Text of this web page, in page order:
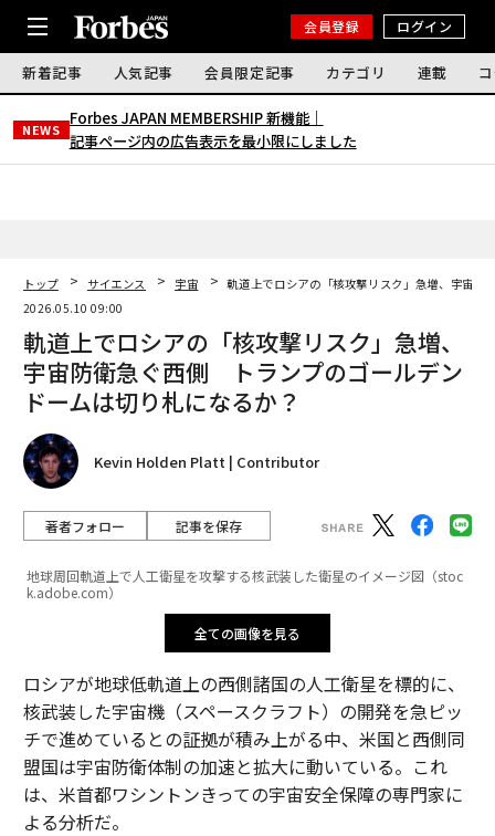
会員登録 ログイン
新着記事 人気記事 会員限定記事 カテゴリ 連載
NEWS
Forbes JAPAN MEMBERSHIP 新機能｜
記事ページ内の広告表示を最小限にしました
トップ サイエンス 宇宙
軌道上でロシアの「核攻撃リスク」急増、宇宙
2026.05.10 09:00
軌道上でロシアの「核攻撃リスク」急増、
宇宙防衛急ぐ西側 トランプのゴールデン
ドームは切り札になるか？
Kevin Holden Platt | Contributor
著者フォロー 記事を保存
地球周回軌道上で人工衛星を攻撃する核武装した衛星のイメージ図（stoc
k.adobe.com）
全ての画像を見る
ロシアが地球低軌道上の西側諸国の人工衛星を標的に、
核武装した宇宙機（スペースクラフト）の開発を急ピッ
チで進めているとの証拠が積み上がる中、米国と西側同
盟国は宇宙防衛体制の加速と拡大に動いている。これ
は、米首都ワシントンきっての宇宙安全保障の専門家に
よる分析だ。